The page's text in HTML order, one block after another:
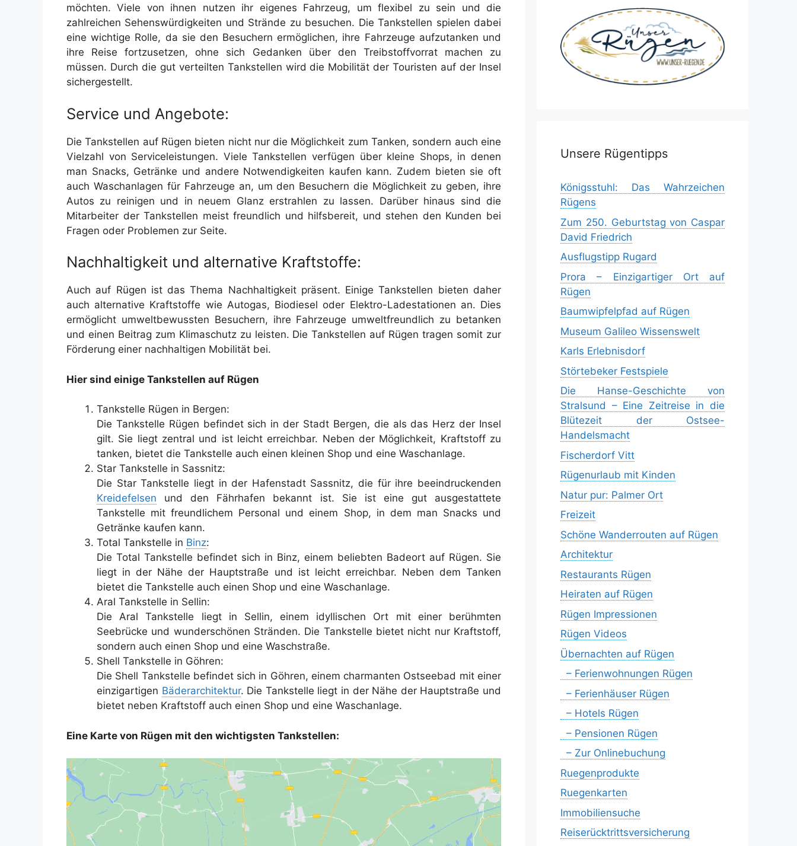
möchten. Viele von ihnen nutzen ihr eigenes Fahrzeug, um flexibel zu sein und die
zahlreichen Sehenswürdigkeiten und Strände zu besuchen. Die Tankstellen spielen dabei
eine wichtige Rolle, da sie den Besuchern ermöglichen, ihre Fahrzeuge aufzutanken und
ihre Reise fortzusetzen, ohne sich Gedanken über den Treibstoffvorrat machen zu
müssen. Durch die gut verteilten Tankstellen wird die Mobilität der Touristen auf der Insel
sichergestellt.
Service und Angebote:
Die Tankstellen auf Rügen bieten nicht nur die Möglichkeit zum Tanken, sondern auch eine
Vielzahl von Serviceleistungen. Viele Tankstellen verfügen über kleine Shops, in denen
man Snacks, Getränke und andere Notwendigkeiten kaufen kann. Zudem bieten sie oft
auch Waschanlagen für Fahrzeuge an, um den Besuchern die Möglichkeit zu geben, ihre
Autos zu reinigen und in neuem Glanz erstrahlen zu lassen. Darüber hinaus sind die
Mitarbeiter der Tankstellen meist freundlich und hilfsbereit, und stehen den Kunden bei
Fragen oder Problemen zur Seite.
Nachhaltigkeit und alternative Kraftstoffe:
Auch auf Rügen ist das Thema Nachhaltigkeit präsent. Einige Tankstellen bieten daher
auch alternative Kraftstoffe wie Autogas, Biodiesel oder Elektro-Ladestationen an. Dies
ermöglicht umweltbewussten Besuchern, ihre Fahrzeuge umweltfreundlich zu betanken
und einen Beitrag zum Klimaschutz zu leisten. Die Tankstellen auf Rügen tragen somit zur
Förderung einer nachhaltigen Mobilität bei.
Hier sind einige Tankstellen auf Rügen
Tankstelle Rügen in Bergen:
Die Tankstelle Rügen befindet sich in der Stadt Bergen, die als das Herz der Insel
gilt. Sie liegt zentral und ist leicht erreichbar. Neben der Möglichkeit, Kraftstoff zu
tanken, bietet die Tankstelle auch einen kleinen Shop und eine Waschanlage.
Star Tankstelle in Sassnitz:
Die Star Tankstelle liegt in der Hafenstadt Sassnitz, die für ihre beeindruckenden
Kreidefelsen und den Fährhafen bekannt ist. Sie ist eine gut ausgestattete
Tankstelle mit freundlichem Personal und einem Shop, in dem man Snacks und
Getränke kaufen kann.
Total Tankstelle in Binz:
Die Total Tankstelle befindet sich in Binz, einem beliebten Badeort auf Rügen. Sie
liegt in der Nähe der Hauptstraße und ist leicht erreichbar. Neben dem Tanken
bietet die Tankstelle auch einen Shop und eine Waschanlage.
Aral Tankstelle in Sellin:
Die Aral Tankstelle liegt in Sellin, einem idyllischen Ort mit einer berühmten
Seebrücke und wunderschönen Stränden. Die Tankstelle bietet nicht nur Kraftstoff,
sondern auch einen Shop und eine Waschstraße.
Shell Tankstelle in Göhren:
Die Shell Tankstelle befindet sich in Göhren, einem charmanten Ostseebad mit einer
einzigartigen Bäderarchitektur. Die Tankstelle liegt in der Nähe der Hauptstraße und
bietet neben Kraftstoff auch einen Shop und eine Waschanlage.
Eine Karte von Rügen mit den wichtigsten Tankstellen:
Unsere Rügentipps
Königsstuhl: Das Wahrzeichen
Rügens
Zum 250. Geburtstag von Caspar
David Friedrich
Ausflugstipp Rugard
Prora – Einzigartiger Ort auf
Rügen
Baumwipfelpfad auf Rügen
Museum Galileo Wissenswelt
Karls Erlebnisdorf
Störtebeker Festspiele
Die Hanse-Geschichte von
Stralsund – Eine Zeitreise in die
Blütezeit der Ostsee-
Handelsmacht
Fischerdorf Vitt
Rügenurlaub mit Kinden
Natur pur: Palmer Ort
Freizeit
Schöne Wanderrouten auf Rügen
Architektur
Restaurants Rügen
Heiraten auf Rügen
Rügen Impressionen
Rügen Videos
Übernachten auf Rügen
– Ferienwohnungen Rügen
– Ferienhäuser Rügen
– Hotels Rügen
– Pensionen Rügen
– Zur Onlinebuchung
Ruegenprodukte
Ruegenkarten
Immobiliensuche
Reiserücktrittsversicherung